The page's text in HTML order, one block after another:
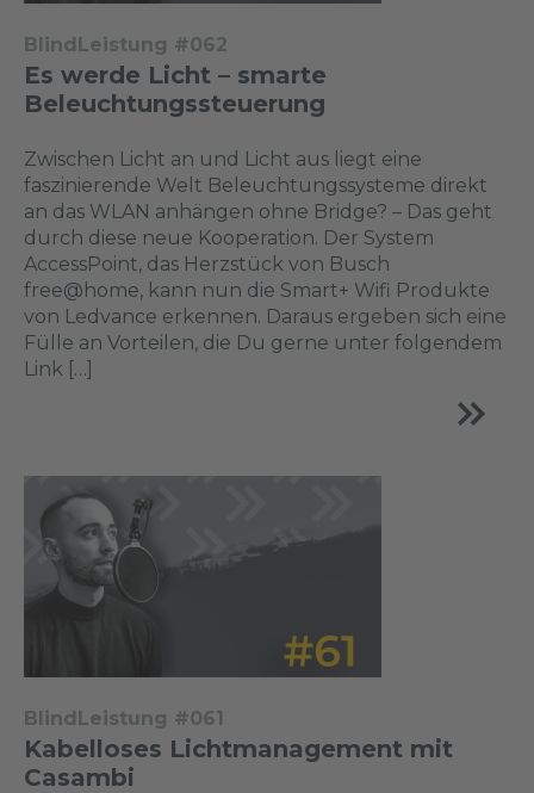
BlindLeistung #062
Es werde Licht – smarte
Beleuchtungssteuerung
Zwischen Licht an und Licht aus liegt eine
faszinierende Welt Beleuchtungssysteme direkt
an das WLAN anhängen ohne Bridge? – Das geht
durch diese neue Kooperation. Der System
AccessPoint, das Herzstück von Busch
free@home, kann nun die Smart+ Wifi Produkte
von Ledvance erkennen. Daraus ergeben sich eine
Fülle an Vorteilen, die Du gerne unter folgendem
Link […]
BlindLeistung #061
Kabelloses Lichtmanagement mit
Casambi